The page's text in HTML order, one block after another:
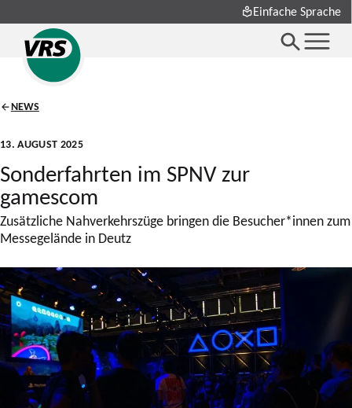
Einfache Sprache
NEWS
13. AUGUST 2025
Sonderfahrten im SPNV zur
gamescom
Zusätzliche Nahverkehrszüge bringen die Besucher*innen zum
Messegelände in Deutz